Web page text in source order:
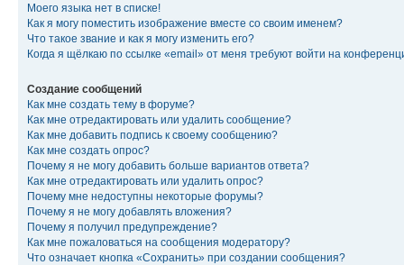
Моего языка нет в списке!
Как я могу поместить изображение вместе со своим именем?
Что такое звание и как я могу изменить его?
Когда я щёлкаю по ссылке «email» от меня требуют войти на
Создание сообщений
Как мне создать тему в форуме?
Как мне отредактировать или удалить сообщение?
Как мне добавить подпись к своему сообщению?
Как мне создать опрос?
Почему я не могу добавить больше вариантов ответа?
Как мне отредактировать или удалить опрос?
Почему мне недоступны некоторые форумы?
Почему я не могу добавлять вложения?
Почему я получил предупреждение?
Как мне пожаловаться на сообщения модератору?
Что означает кнопка «Сохранить» при создании сообщения?